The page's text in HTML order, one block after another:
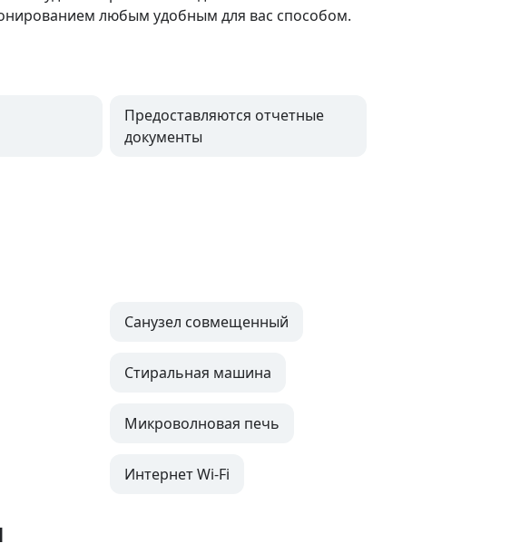
любым удобным для вас способом.
Предоставляются отчетные
документы
Санузел совмещенный
Стиральная машина
Микроволновая печь
Интернет Wi-Fi